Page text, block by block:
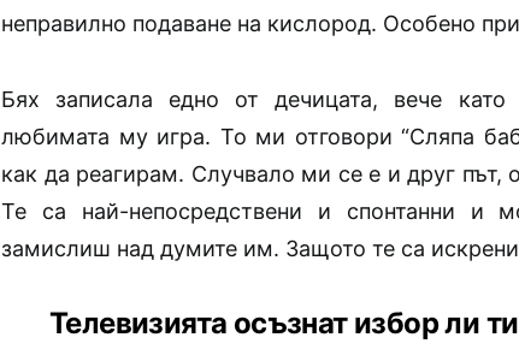
неправилно подаване на кислород. Особено
Бях записала едно от дечицата, вече
любимата му игра. То ми отговори “Сляпа
как да реагирам. Случвало ми се е и друг път,
Те са най-непосредствени и спонтанни и
замислиш над думите им. Защото те са
Телевизията осъзнат избор ли